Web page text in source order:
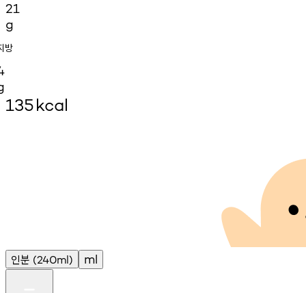
21
g
방
135kcal
인분 (240ml) ml